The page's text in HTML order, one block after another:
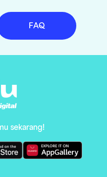
FAQ
sekarang!